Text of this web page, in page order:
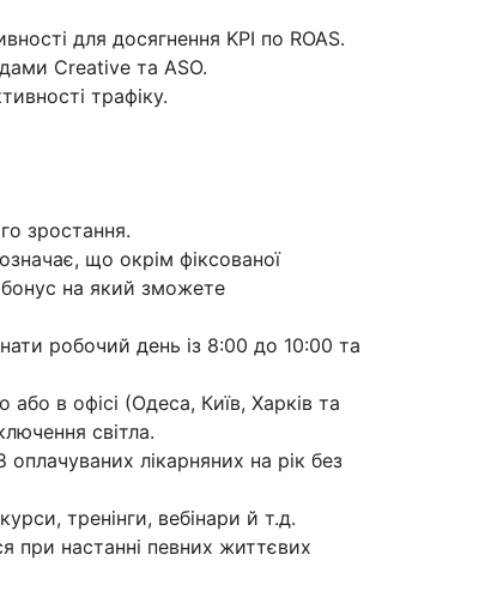
для досягнення KPI по ROAS.
Creative та ASO.
трафіку.
зростання.
що окрім фіксованої
на який зможете
робочий день із 8:00 до 10:00 та
в офісі (Одеса, Київ, Харків та
світла.
лікарняних на рік без
тренінги, вебінари й т.д.
при настанні певних життєвих